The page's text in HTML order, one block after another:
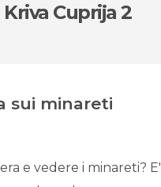
Cuprija 2
sui minareti
e vedere i minareti? E'